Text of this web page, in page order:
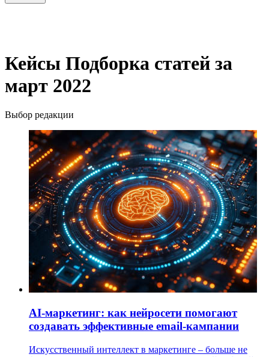
Кейсы Подборка статей за
март 2022
Выбор редакции
AI-маркетинг: как нейросети помогают
создавать эффективные email-кампании
Искусственный интеллект в маркетинге – больше не